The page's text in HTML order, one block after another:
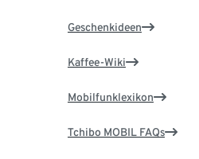
Geschenkideen
Kaffee-Wiki
Mobilfunklexikon
Tchibo MOBIL FAQs